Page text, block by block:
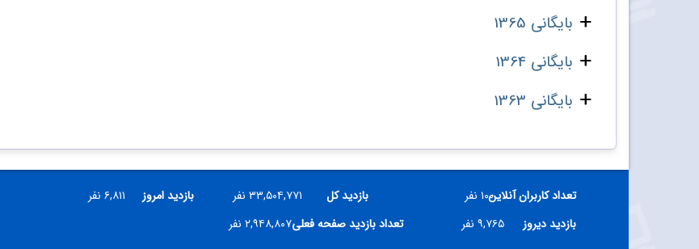
بایگانی 1365
بایگانی 1364
بایگانی 1363
تعداد کاربران آنلاین۱۰۰ نفر بازدید کل ۳۳,۵۰۴,۷۷۱ نفر بازدید امروز
۶,۸۱۱ نفر
بازدید دیروز
۹,۷۶۵ نفر تعداد بازدید صفحه فعلی۲,۹۴۸,۸۰۷ نفر